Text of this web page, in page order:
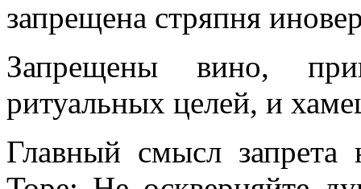
запрещена стряпня
Запрещены вино,
ритуальных целей, и
Главный смысл